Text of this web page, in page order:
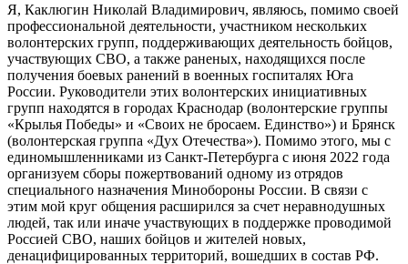
Я, Каклюгин Николай Владимирович, являюсь, помимо своей
профессиональной деятельности, участником нескольких
волонтерских групп, поддерживающих деятельность бойцов,
участвующих СВО, а также раненых, находящихся после
получения боевых ранений в военных госпиталях Юга
России. Руководители этих волонтерских инициативных
групп находятся в городах Краснодар (волонтерские группы
«Крылья Победы» и «Своих не бросаем. Единство») и Брянск
(волонтерская группа «Дух Отечества»). Помимо этого, мы с
единомышленниками из Санкт-Петербурга с июня 2022 года
организуем сборы пожертвований одному из отрядов
специального назначения Минобороны России. В связи с
этим мой круг общения расширился за счет неравнодушных
людей, так или иначе участвующих в поддержке проводимой
Россией СВО, наших бойцов и жителей новых,
денацифицированных территорий, вошедших в состав РФ.